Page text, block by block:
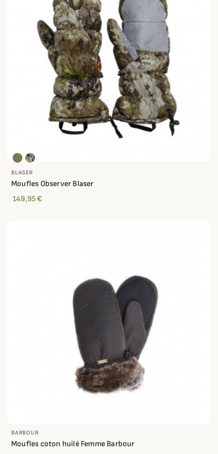
BLASER
Moufles Observer Blaser
149,95 €
BARBOUR
Moufles coton huilé Femme Barbour